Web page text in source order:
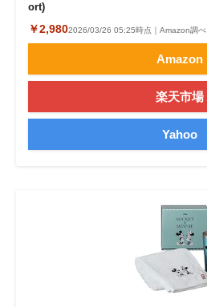
ort)
￥2,9802026/03/26 05:25時点｜Amazon調べ
Amazon
楽天市場
Yahoo